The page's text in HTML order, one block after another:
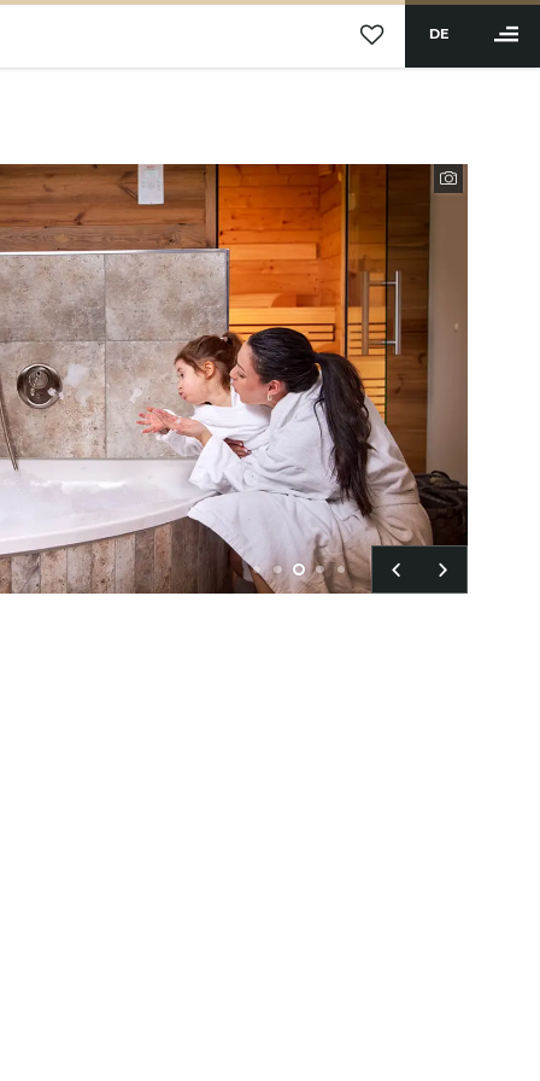
DE
BUCHEN
Ferienwohnungen &
Appartements
Luxusappartements mit Bergblick
Inklusivleistungen
Angebote
Bildergalerie
Gutschein
Gut zu wissen
Verantwortungsbewusstsein
Wellness & Aktiv
Restaurants & Bar